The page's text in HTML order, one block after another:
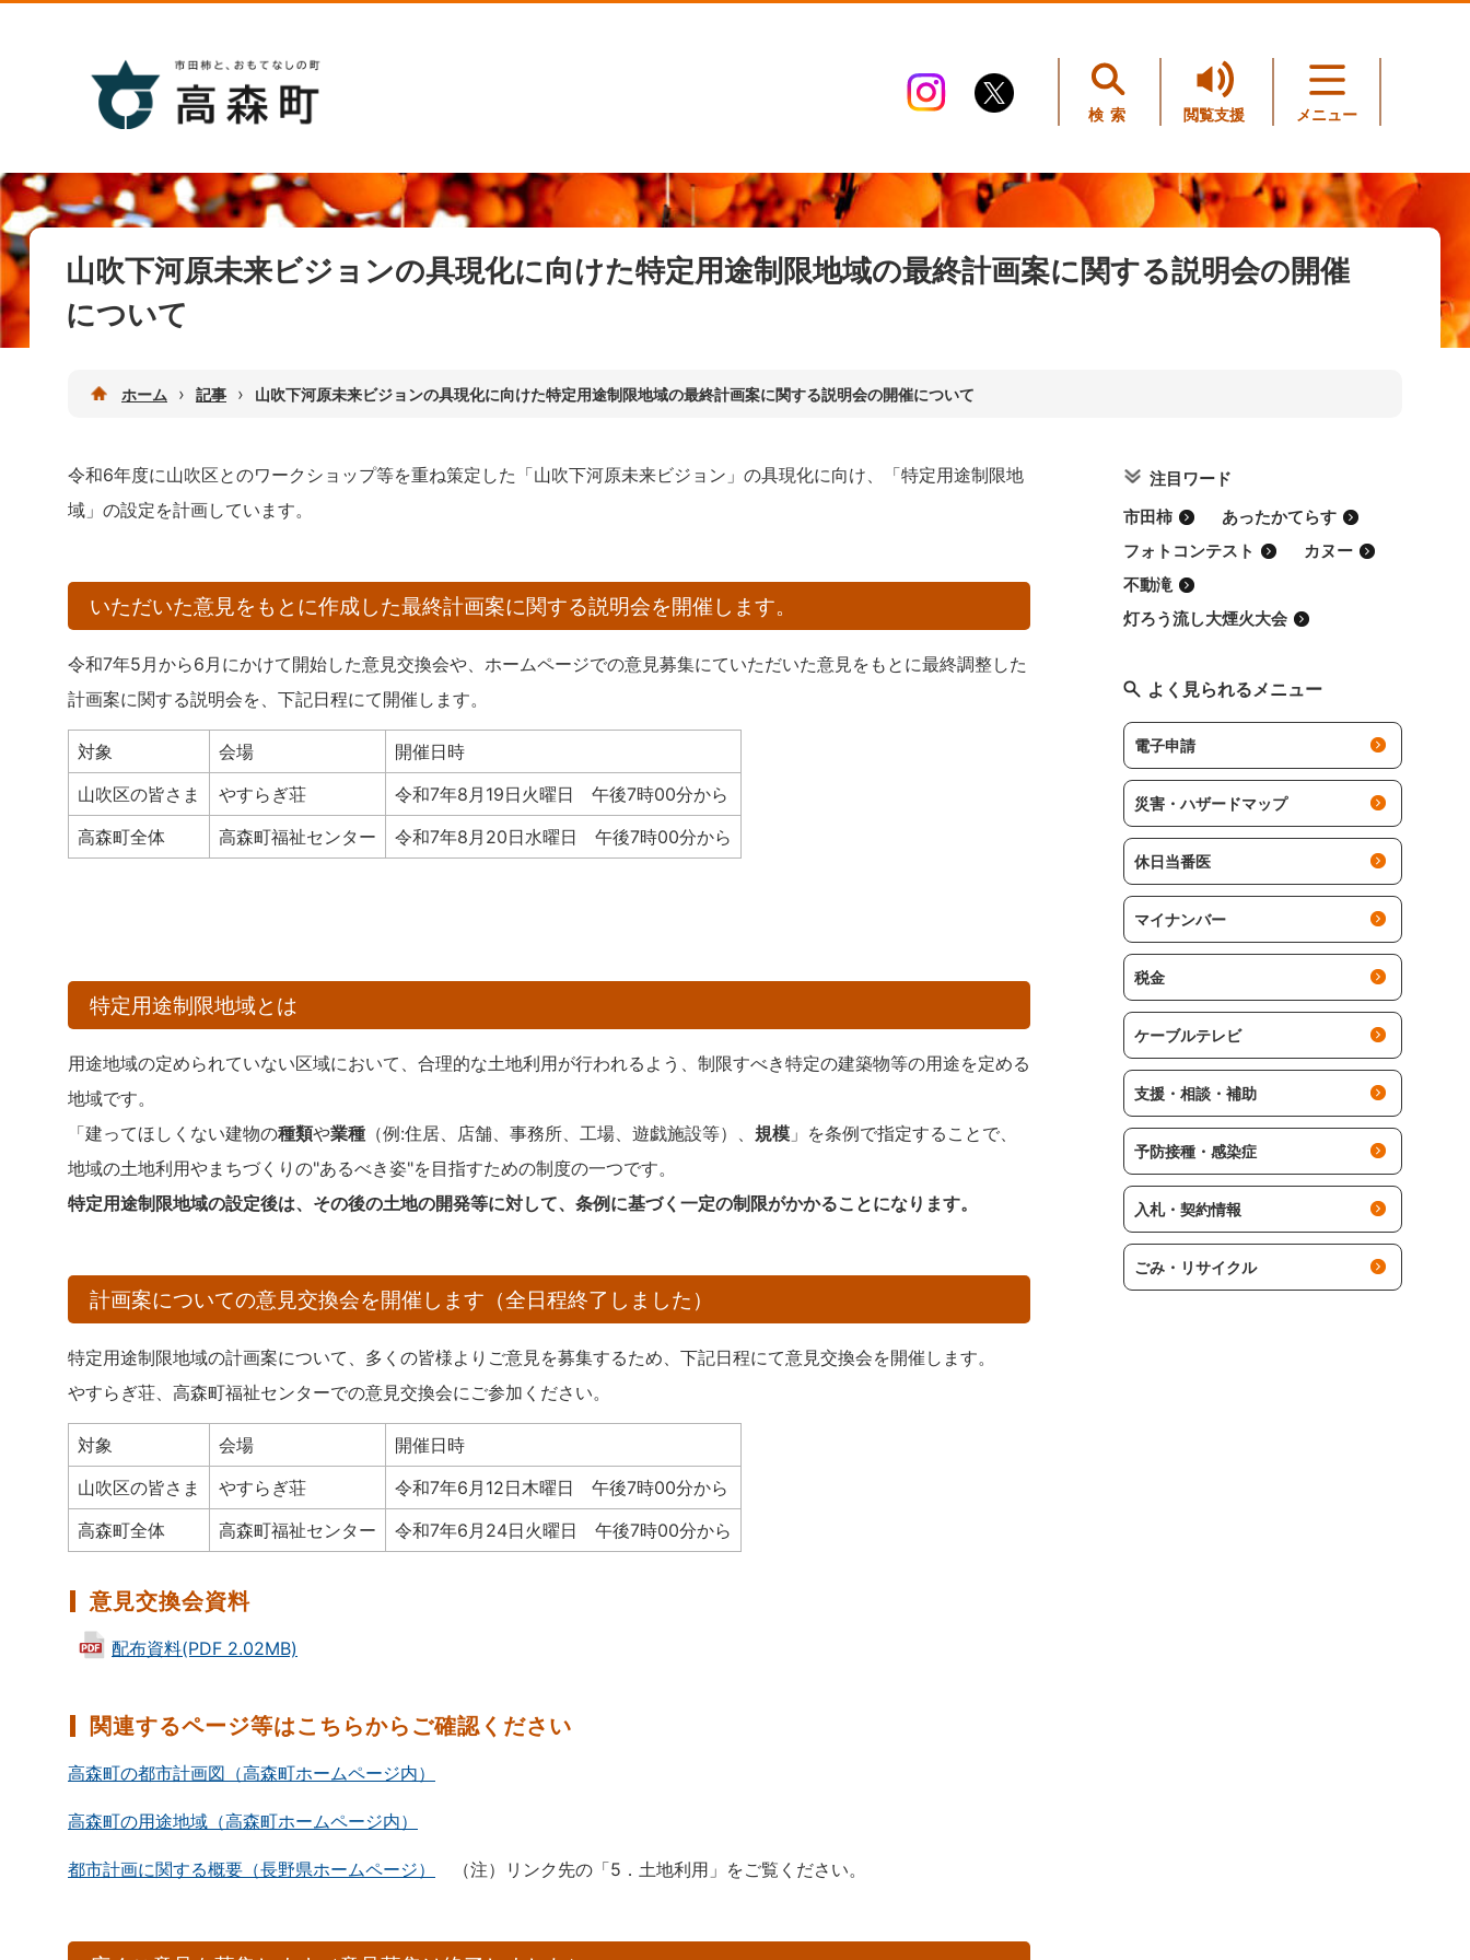
検索 閲覧支援 メニュー
山吹下河原未来ビジョンの具現化に向けた特定用途制限地域の最終計画案に関する説明会の開催
について
ホーム › 記事 › 山吹下河原未来ビジョンの具現化に向けた特定用途制限地域の最終計画案に関する説明会の開催について
令和6年度に山吹区とのワークショップ等を重ね策定した「山吹下河原未来ビジョン」の具現化に向け、「特定用途制限地
域」の設定を計画しています。
いただいた意見をもとに作成した最終計画案に関する説明会を開催します。
令和7年5月から6月にかけて開始した意見交換会や、ホームページでの意見募集にていただいた意見をもとに最終調整した
計画案に関する説明会を、下記日程にて開催します。
対象 会場
開催日時
山吹区の皆さま
やすらぎ荘
令和7年8月19日火曜日 午後7時00分から
高森町全体
高森町福祉センター 令和7年8月20日水曜日 午後7時00分から
特定用途制限地域とは
用途地域の定められていない区域において、合理的な土地利用が行われるよう、制限すべき特定の建築物等の用途を定める
地域です。
「建ってほしくない建物の種類や業種 （例:住居、店舗、事務所、工場、遊戯施設等）、 規模 」を条例で指定することで、
地域の土地利用やまちづくりの"あるべき姿"を目指すための制度の一つです。
特定用途制限地域の設定後は、その後の土地の開発等に対して、条例に基づく一定の制限がかかることになります。
計画案についての意見交換会を開催します（全日程終了しました）
特定用途制限地域の計画案について、多くの皆様よりご意見を募集するため、下記日程にて意見交換会を開催します。
やすらぎ荘、高森町福祉センターでの意見交換会にご参加ください。
対象 会場
開催日時
山吹区の皆さま
やすらぎ荘
令和7年6月12日木曜日 午後7時00分から
高森町全体
高森町福祉センター 令和7年6月24日火曜日 午後7時00分から
意見交換会資料
配布資料(PDF 2.02MB)
関連するページ等はこちらからご確認ください
高森町の都市計画図（高森町ホームページ内）
高森町の用途地域（高森町ホームページ内）
都市計画に関する概要（長野県ホームページ） （注）リンク先の「5．土地利用」をご覧ください。
注目ワード
市田柿
あったかてらす
フォトコンテスト
カヌー
不動滝
灯ろう流し大煙火大会
よく見られるメニュー
電子申請
災害・ハザードマップ
休日当番医
マイナンバー
税金
ケーブルテレビ
支援・相談・補助
予防接種・感染症
入札・契約情報
ごみ・リサイクル